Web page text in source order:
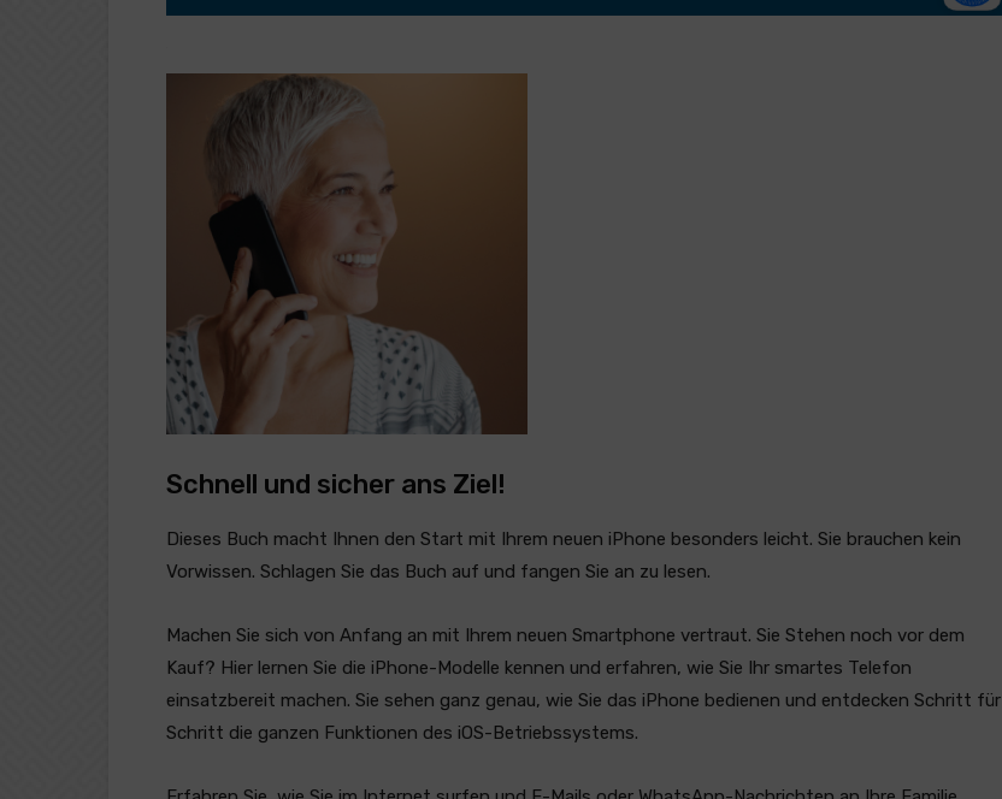
Schnell und sicher ans Ziel!
Dieses Buch macht Ihnen den Start mit Ihrem neuen iPhone besonders leicht. Sie brauchen kein
Vorwissen. Schlagen Sie das Buch auf und fangen Sie an zu lesen.
Machen Sie sich von Anfang an mit Ihrem neuen Smartphone vertraut. Sie Stehen noch vor dem
Kauf? Hier lernen Sie die iPhone-Modelle kennen und erfahren, wie Sie Ihr smartes Telefon
einsatzbereit machen. Sie sehen ganz genau, wie Sie das iPhone bedienen und entdecken Schritt für
Schritt die ganzen Funktionen des iOS-Betriebssystems.